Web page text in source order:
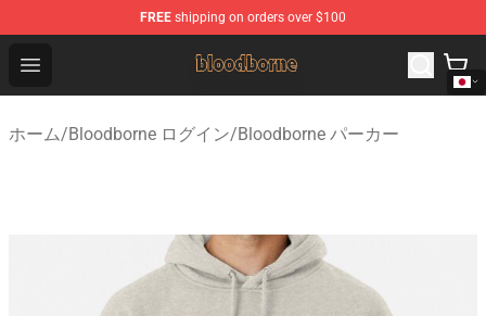
FREE shipping on orders over $100
Open menu
Bloodborne Shop - Official Bloodborne Merchandise
ホーム/Bloodborne ログイン/Bloodborne パーカー